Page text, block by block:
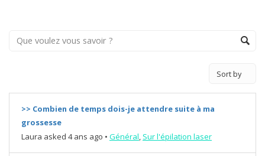
>> Combien de temps dois-je attendre suite à ma
grossesse
Laura asked 4 ans ago • Général, Sur l'épilation laser